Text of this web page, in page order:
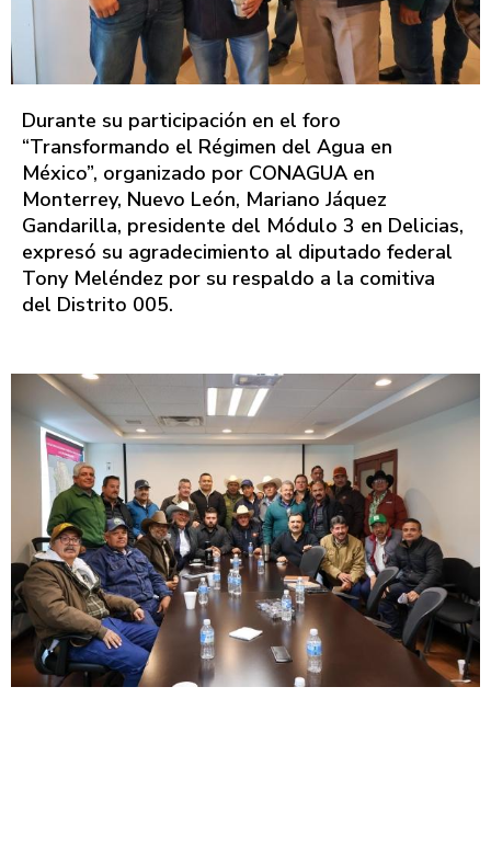
Durante su participación en el foro
“Transformando el Régimen del Agua en
México”, organizado por CONAGUA en
Monterrey, Nuevo León, Mariano Jáquez
Gandarilla, presidente del Módulo 3 en Delicias,
expresó su agradecimiento al diputado federal
Tony Meléndez por su respaldo a la comitiva
del Distrito 005.